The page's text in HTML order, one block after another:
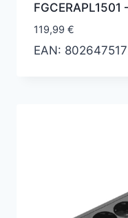
119,99 €
EAN: